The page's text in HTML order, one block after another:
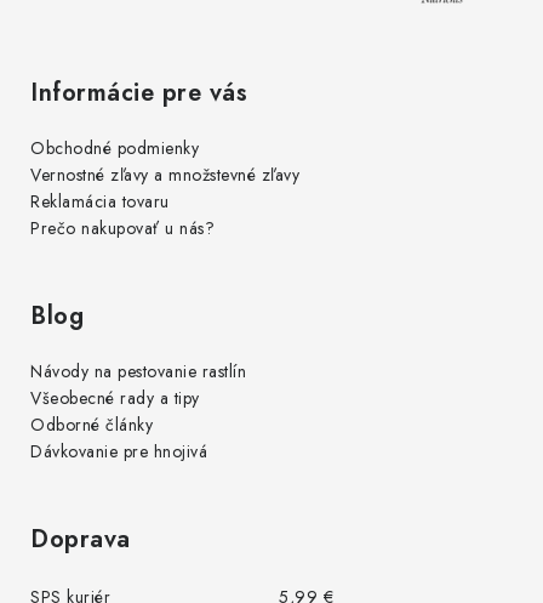
Informácie pre vás
Obchodné podmienky
Vernostné zľavy a množstevné zľavy
Reklamácia tovaru
Prečo nakupovať u nás?
Blog
Návody na pestovanie rastlín
Všeobecné rady a tipy
Odborné články
Dávkovanie pre hnojivá
Doprava
SPS kuriér
5,99 €